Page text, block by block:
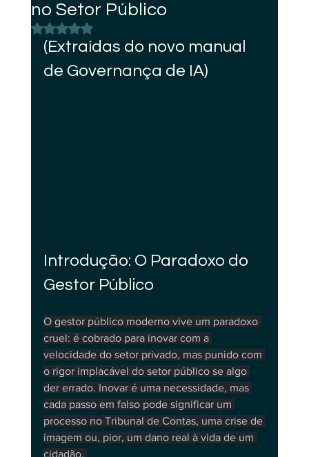
no Setor Público
Avaliado com NaN de 5 estrelas.
(Extraídas do novo manual
de Governança de IA)
Introdução: O Paradoxo do
Gestor Público
O gestor público moderno vive um paradoxo
cruel: é cobrado para inovar com a
velocidade do setor privado, mas punido com
o rigor implacável do setor público se algo
der errado. Inovar é uma necessidade, mas
cada passo em falso pode significar um
processo no Tribunal de Contas, uma crise de
imagem ou, pior, um dano real à vida de um
cidadão.